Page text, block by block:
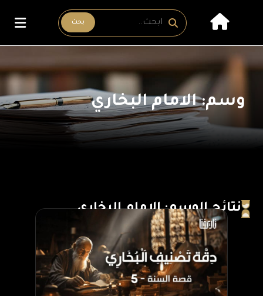
بحث
وسم: الامام البخاري
نتائج الوسم: الامام البخاري